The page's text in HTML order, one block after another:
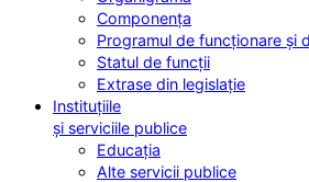
Componența
Programul de funcționare și
Statul de funcții
Extrase din legislație
Instituțiile
și serviciile publice
Educația
Alte servicii publice